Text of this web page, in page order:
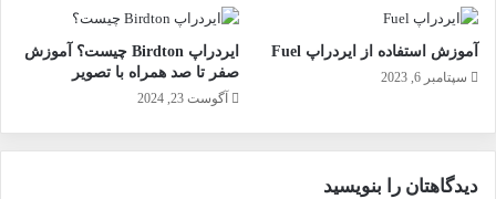
آموزش استفاده از ایردراپ Fuel
سپتامبر 6, 2023
ایردراپ Birdton چیست؟ آموزش
صفر تا صد همراه با تصویر
آگوست 23, 2024
دیدگاهتان را بنویسید